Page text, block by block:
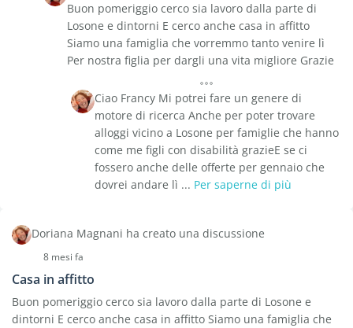
Buon pomeriggio cerco sia lavoro dalla parte di
Losone e dintorni E cerco anche casa in affitto
Siamo una famiglia che vorremmo tanto venire lì
Per nostra figlia per dargli una vita migliore Grazie
Ciao Francy Mi potrei fare un genere di
motore di ricerca Anche per poter trovare
alloggi vicino a Losone per famiglie che hanno
come me figli con disabilità grazieE se ci
fossero anche delle offerte per gennaio che
dovrei andare lì ... Per saperne di più
Doriana Magnani ha creato una discussione
8 mesi fa
Casa in affitto
Buon pomeriggio cerco sia lavoro dalla parte di Losone e
dintorni E cerco anche casa in affitto Siamo una famiglia che